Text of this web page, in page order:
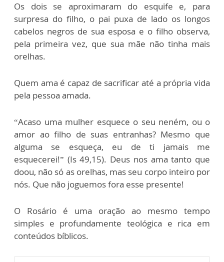
Os dois se aproximaram do esquife e, para
surpresa do filho, o pai puxa de lado os longos
cabelos negros de sua esposa e o filho observa,
pela primeira vez, que sua mãe não tinha mais
orelhas.
Quem ama é capaz de sacrificar até a própria vida
pela pessoa amada.
“Acaso uma mulher esquece o seu neném, ou o
amor ao filho de suas entranhas? Mesmo que
alguma se esqueça, eu de ti jamais me
esquecerei!” (Is 49,15). Deus nos ama tanto que
doou, não só as orelhas, mas seu corpo inteiro por
nós. Que não joguemos fora esse presente!
O Rosário é uma oração ao mesmo tempo
simples e profundamente teológica e rica em
conteúdos bíblicos.